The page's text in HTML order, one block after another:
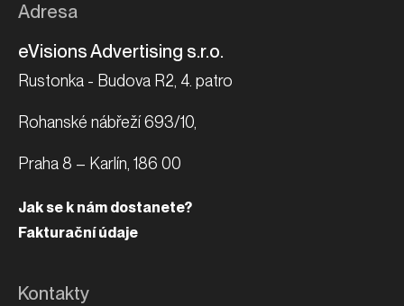
Adresa
eVisions Advertising s.r.o.
Rustonka - Budova R2, 4. patro
Rohanské nábřeží 693/10,
Praha 8 – Karlín, 186 00
Jak se k nám dostanete?
Fakturační údaje
Kontakty